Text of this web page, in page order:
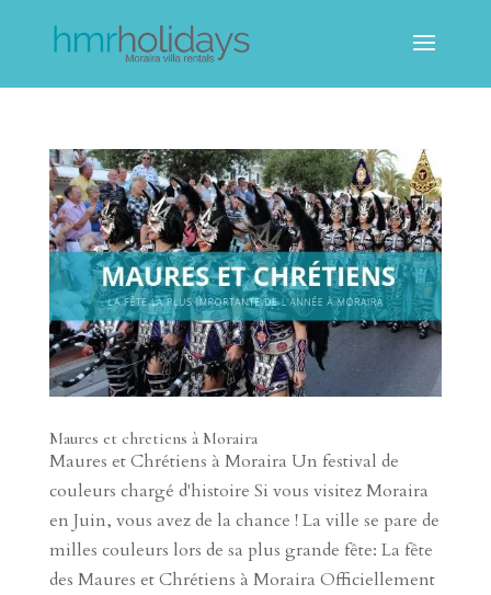
Maures et chretiens à Moraira
Maures et Chrétiens à Moraira Un festival de
couleurs chargé d'histoire Si vous visitez Moraira
en Juin, vous avez de la chance ! La ville se pare de
milles couleurs lors de sa plus grande fête: La fête
des Maures et Chrétiens à Moraira Officiellement